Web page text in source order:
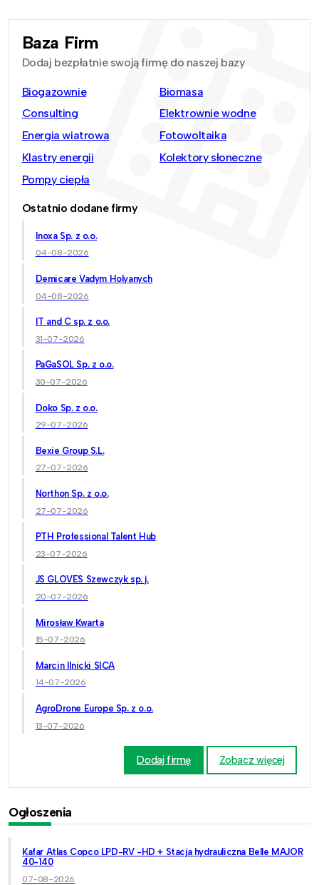
Baza Firm
Dodaj bezpłatnie swoją firmę do naszej bazy
Biogazownie
Biomasa
Consulting
Elektrownie wodne
Energia wiatrowa
Fotowoltaika
Klastry energii
Kolektory słoneczne
Pompy ciepła
Ostatnio dodane firmy
Inoxa Sp. z o.o.
04-08-2026
Demicare Vadym Holyanych
04-08-2026
IT and C sp. z o.o.
31-07-2026
PaGaSOL Sp. z o.o.
30-07-2026
Doko Sp. z o.o.
29-07-2026
Bexie Group S.L.
27-07-2026
Northon Sp. z o.o.
27-07-2026
PTH Professional Talent Hub
23-07-2026
JS GLOVES Szewczyk sp. j.
20-07-2026
Mirosław Kwarta
15-07-2026
Marcin Ilnicki SICA
14-07-2026
AgroDrone Europe Sp. z o.o.
13-07-2026
Dodaj firmę Zobacz więcej
Ogłoszenia
Kafar Atlas Copco LPD-RV -HD + Stacja hydrauliczna Belle MAJOR
40-140
07-08-2026